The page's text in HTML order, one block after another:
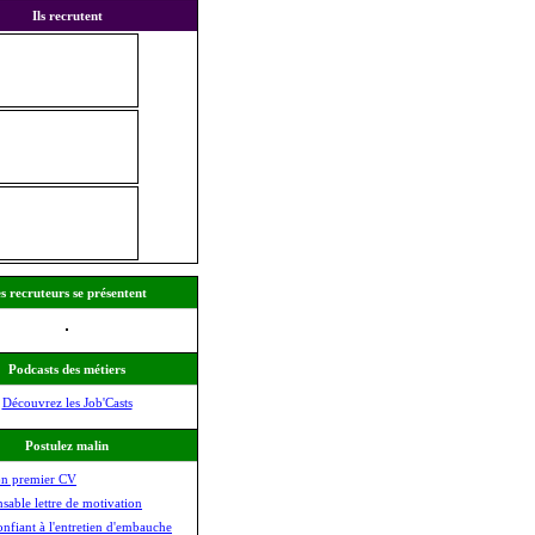
Ils recrutent
recruteurs se présentent
Podcasts des métiers
Découvrez les Job'Casts
Postulez malin
premier CV
lettre de motivation
à l'entretien d'embauche